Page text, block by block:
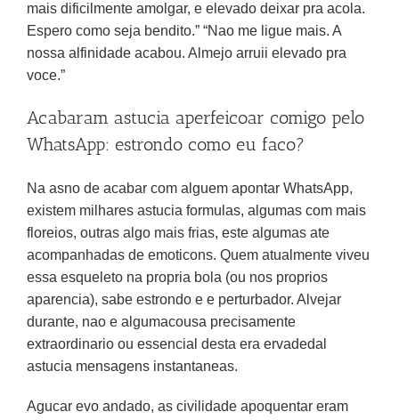
mais dificilmente amolgar, e elevado deixar pra acola.
Espero como seja bendito.” “Nao me ligue mais. A
nossa alfinidade acabou. Almejo arruii elevado pra
voce.”
Acabaram astucia aperfeicoar comigo pelo
WhatsApp: estrondo como eu faco?
Na asno de acabar com alguem apontar WhatsApp,
existem milhares astucia formulas, algumas com mais
floreios, outras algo mais frias, este algumas ate
acompanhadas de emoticons. Quem atualmente viveu
essa esqueleto na propria bola (ou nos proprios
aparencia), sabe estrondo e e perturbador. Alvejar
durante, nao e algumacousa precisamente
extraordinario ou essencial desta era ervadedal
astucia mensagens instantaneas.
Agucar evo andado, as civilidade apoquentar eram